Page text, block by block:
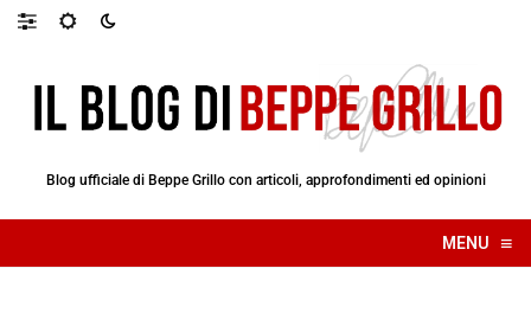
Blog ufficiale di Beppe Grillo con articoli, approfondimenti ed opinioni
MENU ≡
☰